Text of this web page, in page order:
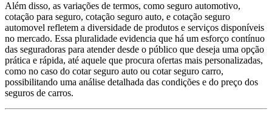
Além disso, as variações de termos, como seguro automotivo,
cotação para seguro, cotação seguro auto, e cotação seguro
automovel refletem a diversidade de produtos e serviços disponíveis
no mercado. Essa pluralidade evidencia que há um esforço contínuo
das seguradoras para atender desde o público que deseja uma opção
prática e rápida, até aquele que procura ofertas mais personalizadas,
como no caso do cotar seguro auto ou cotar seguro carro,
possibilitando uma análise detalhada das condições e do preço dos
seguros de carros.